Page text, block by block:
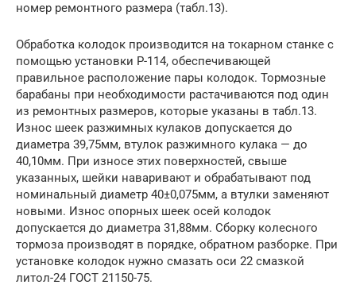
номер ремонтного размера (табл.13).
Обработка колодок производится на токарном станке с
помощью установки Р-114, обеспечивающей
правильное расположение пары колодок. Тормозные
барабаны при необходимости растачиваются под один
из ремонтных размеров, которые указаны в табл.13.
Износ шеек разжимных кулаков допускается до
диаметра 39,75мм, втулок разжимного кулака — до
40,10мм. При износе этих поверхностей, свыше
указанных, шейки наваривают и обрабатывают под
номинальный диаметр 40±0,075мм, а втулки заменяют
новыми. Износ опорных шеек осей колодок
допускается до диаметра 31,88мм. Сборку колесного
тормоза производят в порядке, обратном разборке. При
установке колодок нужно смазать оси 22 смазкой
литол-24 ГОСТ 21150-75.